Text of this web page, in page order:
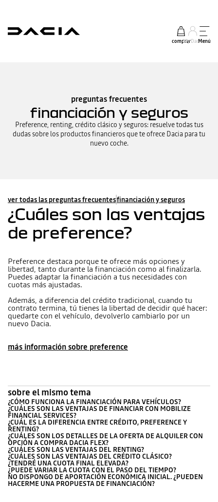
comprarMy DaciaMenú
preguntas frecuentes
financiación y seguros
Preference, renting, crédito clásico y seguros: resuelve todas tus
dudas sobre los productos financieros que te ofrece Dacia para tu
nuevo coche.
ver todas las preguntas frecuentesfinanciación y seguros
¿Cuáles son las ventajas
de preference?
Preference destaca porque te ofrece más opciones y
libertad, tanto durante la financiación como al finalizarla.
Puedes adaptar la financiación a tus necesidades con
cuotas más ajustadas.
Además, a diferencia del crédito tradicional, cuando tu
contrato termina, tú tienes la libertad de decidir qué hacer:
quedarte con el vehículo, devolverlo cambiarlo por un
nuevo Dacia.
más información sobre preference
sobre el mismo tema
¿CÓMO FUNCIONA LA FINANCIACIÓN PARA VEHÍCULOS?
¿CUÁLES SON LAS VENTAJAS DE FINANCIAR CON MOBILIZE
FINANCIAL SERVICES?
¿CUÁL ES LA DIFERENCIA ENTRE CRÉDITO, PREFERENCE Y
RENTING?
¿CUÁLES SON LOS DETALLES DE LA OFERTA DE ALQUILER CON
OPCIÓN A COMPRA DACIA FLEX?
¿CUÁLES SON LAS VENTAJAS DEL RENTING?
¿CUÁLES SON LAS VENTAJAS DEL CRÉDITO CLÁSICO?
¿TENDRÉ UNA CUOTA FINAL ELEVADA?
¿PUEDE VARIAR LA CUOTA CON EL PASO DEL TIEMPO?
NO DISPONGO DE APORTACIÓN ECONÓMICA INICIAL. ¿PUEDEN
HACERME UNA PROPUESTA DE FINANCIACIÓN?